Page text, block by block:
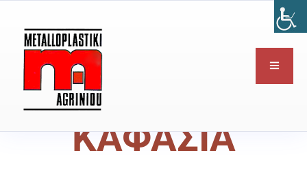
ΚΑΦΑΣΙΑ